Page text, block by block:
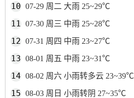
07-29 周二 大雨 25~29℃
07-30 周三 中雨 25~28℃
07-31 周四 中雨 23~27℃
08-01 周五 中雨 23~31℃
08-02 周六 小雨转多云 23~39℃
08-03 周日 小雨转阴 27~35℃